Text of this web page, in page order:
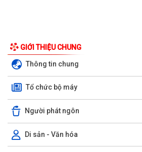
GIỚI THIỆU CHUNG
Thông tin chung
Tổ chức bộ máy
Người phát ngôn
Di sản - Văn hóa